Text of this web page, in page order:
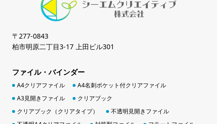
〒277-0843
柏市明原二丁目3-17 上田ビル301
ファイル・バインダー
A4クリアファイル
A4名刺ポケット付クリアファイル
A3見開きファイル
クリアブック
クリアブック（クリアタイプ）
不透明見開きファイル